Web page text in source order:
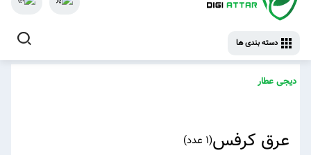
دسته بندی ها
دیجی عطار
عرق کرفس(1 عدد )